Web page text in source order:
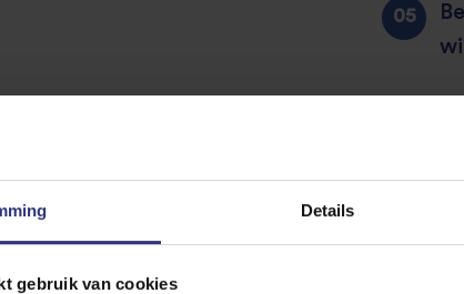
Details
gebruik van cookies
Dit